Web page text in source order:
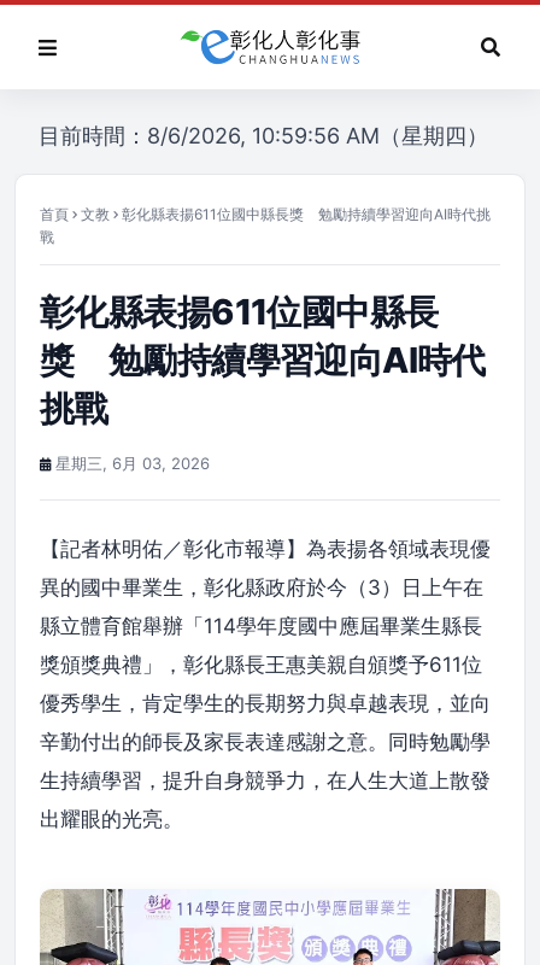
目前時間：8/6/2026, 10:59:56 AM（星期四）
首頁 文教
彰化縣表揚611位國中縣長獎 勉勵持續學習迎向AI時代挑
戰
彰化縣表揚611位國中縣長
獎 勉勵持續學習迎向AI時代
挑戰
星期三, 6月 03, 2026
【記者林明佑／彰化市報導】為表揚各領域表現優
異的國中畢業生，彰化縣政府於今（3）日上午在
縣立體育館舉辦「114學年度國中應屆畢業生縣長
獎頒獎典禮」，彰化縣長王惠美親自頒獎予611位
優秀學生，肯定學生的長期努力與卓越表現，並向
辛勤付出的師長及家長表達感謝之意。同時勉勵學
生持續學習，提升自身競爭力，在人生大道上散發
出耀眼的光亮。